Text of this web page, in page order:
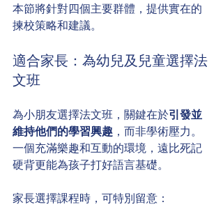
本節將針對四個主要群體，提供實在的
揀校策略和建議。
適合家長：為幼兒及兒童選擇法
文班
為小朋友選擇法文班，關鍵在於引發並
維持他們的學習興趣 ，而非學術壓力。
一個充滿樂趣和互動的環境，遠比死記
硬背更能為孩子打好語言基礎。
家長選擇課程時，可特別留意：